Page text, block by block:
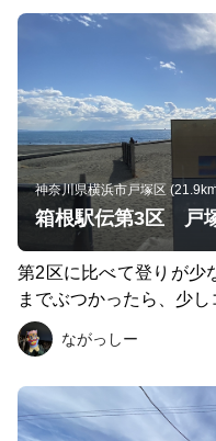
神奈川県横浜市戸塚区
箱根駅伝第3区 戸
第2区に比べて登りが少
までぶつかったら、少
高に気持ち良いですよ
大磯だと思いますが、そ
ながっしー